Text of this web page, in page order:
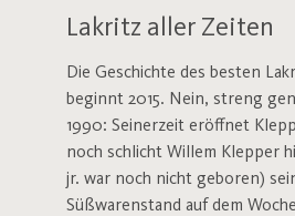
Lakritz aller Zeiten
Die Geschichte des besten
beginnt 2015. Nein, streng
1990: Seinerzeit eröffnet
noch schlicht Willem Klepper
jr. war noch nicht geboren)
Süßwarenstand auf dem